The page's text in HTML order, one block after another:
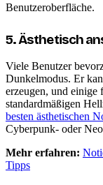
Benutzeroberfläche.
5. Ästhetisch
Viele Benutzer
Dunkelmodus. Er
erzeugen, und einige
standardmäßigen
besten ästhetischen
Cyberpunk- oder
Mehr erfahren:
Tipps